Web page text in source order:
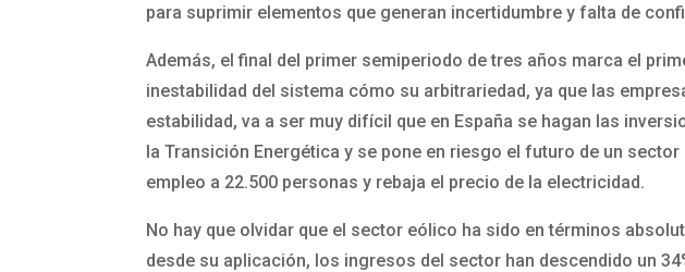
para suprimir elementos que generan incertidumbre y falta de
Además, el final del primer semiperiodo de tres años marca el
inestabilidad del sistema cómo su arbitrariedad, ya que las
estabilidad, va a ser muy difícil que en España se hagan las
la Transición Energética y se pone en riesgo el futuro de un
empleo a 22.500 personas y rebaja el precio de la electricidad.
No hay que olvidar que el sector eólico ha sido en términos
desde su aplicación, los ingresos del sector han descendido un